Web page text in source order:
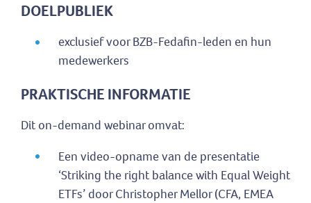
DOELPUBLIEK
exclusief voor BZB-Fedafin-leden en hun
medewerkers
PRAKTISCHE INFORMATIE
Dit on-demand webinar omvat:
Een video-opname van de presentatie
‘Striking the right balance with Equal Weight
ETFs’ door Christopher Mellor (CFA, EMEA